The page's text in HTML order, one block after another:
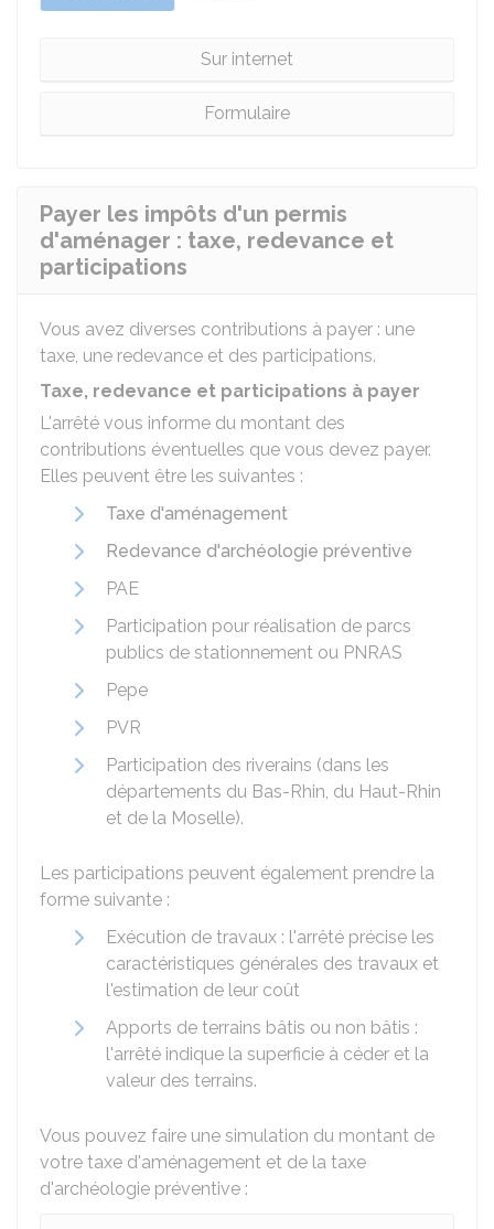
Sur internet
Formulaire
Payer les impôts d'un permis
d'aménager : taxe, redevance et
participations
Vous avez diverses contributions à payer : une
taxe, une redevance et des participations.
Taxe, redevance et participations à payer
L'arrêté vous informe du montant des
contributions éventuelles que vous devez payer.
Elles peuvent être les suivantes :
Taxe d'aménagement
Redevance d'archéologie préventive
PAE
Participation pour réalisation de parcs
publics de stationnement ou PNRAS
Pepe
PVR
Participation des riverains (dans les
départements du Bas-Rhin, du Haut-Rhin
et de la Moselle).
Les participations peuvent également prendre la
forme suivante :
Exécution de travaux : l'arrêté précise les
caractéristiques générales des travaux et
l'estimation de leur coût
Apports de terrains bâtis ou non bâtis :
l'arrêté indique la superficie à céder et la
valeur des terrains.
Vous pouvez faire une simulation du montant de
votre taxe d'aménagement et de la taxe
d'archéologie préventive :